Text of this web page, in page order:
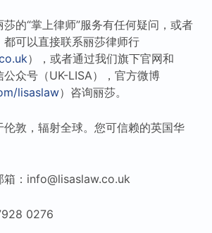
的“掌上律师”服务有任何疑问，或者
可以直接联系丽莎律师行
），或者通过我们旗下官网和
公众号（UK-LISA），官方微博
lisaslaw）咨询丽莎。
敦，辐射全球。您可信赖的英国华
箱：info@lisaslaw.co.uk
0276